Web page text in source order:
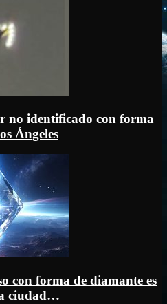
no identificado con forma
Ángeles
con forma de diamante es
ciudad…